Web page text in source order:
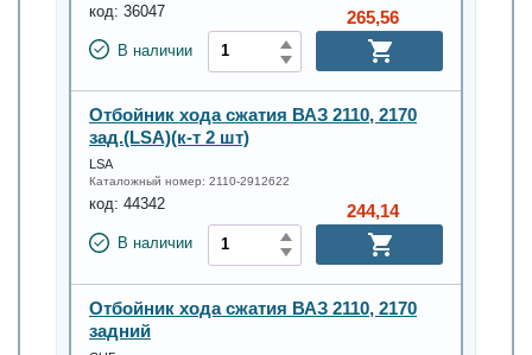
код: 36047
В наличии
265,56
Отбойник хода сжатия ВАЗ 2110, 2170
зад.(LSA)(к-т 2 шт)
LSA
Каталожный номер: 2110-2912622
код: 44342
В наличии
244,14
Отбойник хода сжатия ВАЗ 2110, 2170
задний